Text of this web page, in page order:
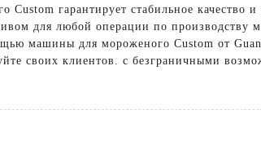
гарантирует стабильное качество
для любой операции по производству
машины для мороженого Custom от
своих клиентов. с безграничными